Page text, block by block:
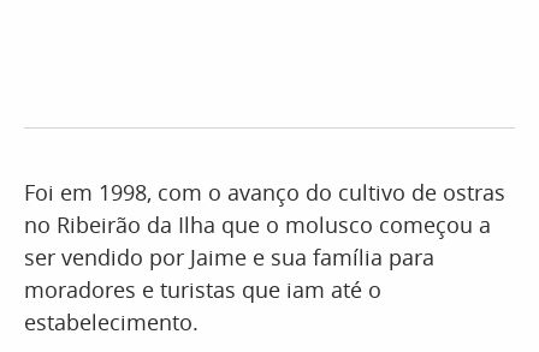
Foi em 1998, com o avanço do cultivo de ostras
no Ribeirão da Ilha que o molusco começou a
ser vendido por Jaime e sua família para
moradores e turistas que iam até o
estabelecimento.